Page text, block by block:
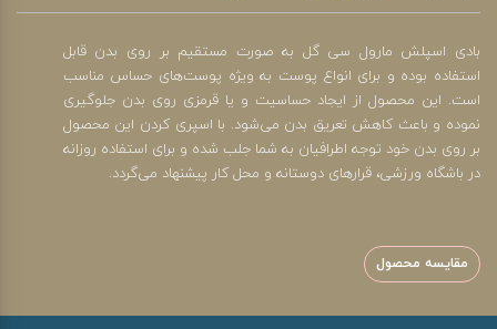
بادی اسپلش مارول سی گل به صورت مستقیم بر روی بدن قابل
استفاده بوده و برای انواع پوست به ویژه پوست‌های حساس مناسب
است. این محصول از ایجاد حساسیت و یا قرمزی روی بدن جلوگیری
نموده و باعث کاهش تعریق بدن می‌شود. با اسپری کردن این محصول
بر روی بدن خود توجه اطرافیان به شما جلب شده و برای استفاده روزانه
در باشگاه ورزشی، قرارهای دوستانه و محل کار پیشنهاد می‌گردد.
مقایسه محصول